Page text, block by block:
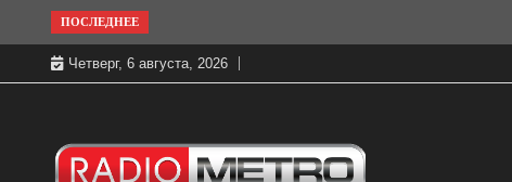
to
content
ПОСЛЕДНЕЕ
Четверг, 6 августа, 2026